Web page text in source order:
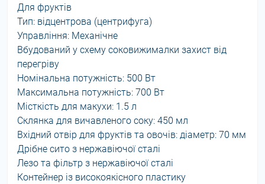
Для фруктів
Тип: відцентрова (центрифуга)
Управління: Механічне
Вбудований у схему соковижималки захист від
перегріву
Номінальна потужність: 500 Вт
Максимальна потужність: 700 Вт
Місткість для макухи: 1.5 л
Склянка для вичавленого соку: 450 мл
Вхідний отвір для фруктів та овочів: діаметр: 70 мм
Дрібне сито з нержавіючої сталі
Лезо та фільтр з нержавіючої сталі
Контейнер із високоякісного пластику